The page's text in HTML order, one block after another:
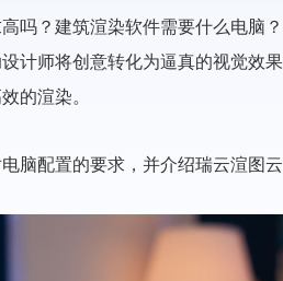
吗？建筑渲染软件需要什么电脑
计师将创意转化为逼真的视觉效
的渲染。
脑配置的要求，并介绍瑞云渲图云